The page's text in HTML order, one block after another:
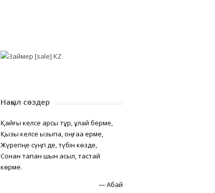
Нақыл сөздер
Қайғы келсе қарсы тұр, құлай берме,
Қызық келсе қызықпа, оңғаққа ерме,
Жүрегіңе сүңгі де, түбін көзде,
Сонан тапқан шын асыл, тастай
көрме.
—Абай